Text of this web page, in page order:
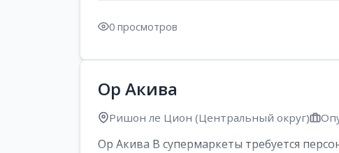
0 просмотров
Ор Акива
Ришон ле Цион (Центральный округ)
Ор Акива В супермаркеты требуется